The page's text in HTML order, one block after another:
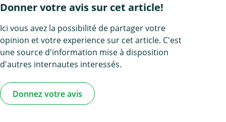
Donner votre avis sur cet article!
Ici vous avez la possibilité de partager votre
opinion et votre experience sur cet article. C'est
une source d'information mise à disposition
d'autres internautes interessés.
Donnez votre avis